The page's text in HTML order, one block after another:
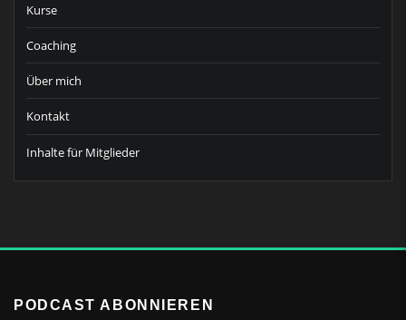
Kurse
Coaching
Über mich
Kontakt
Inhalte für Mitglieder
PODCAST ABONNIEREN